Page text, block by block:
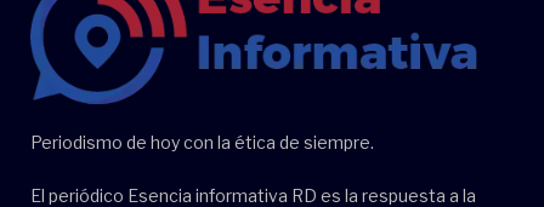
Periodismo de hoy con la ética de siempre.
El periódico Esencia informativa RD es la respuesta a la